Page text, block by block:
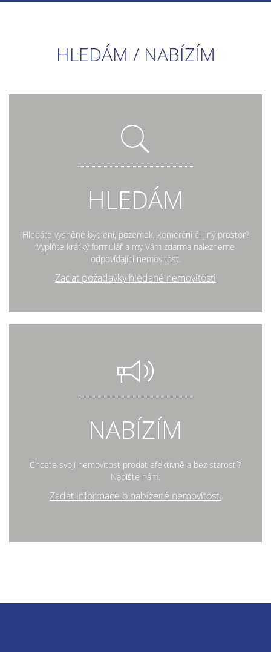
HLEDÁM / NABÍZÍM
HLEDÁM
Hledáte vysněné bydlení, pozemek, komerční či jiný prostor?
Vyplňte krátký formulář a my Vám zdarma nalezneme
odpovídající nemovitost.
Zadat požadavky hledané nemovitosti
NABÍZÍM
Chcete svoji nemovitost prodat efektivně a bez starostí?
Napište nám.
Zadat informace o nabízené nemovitosti